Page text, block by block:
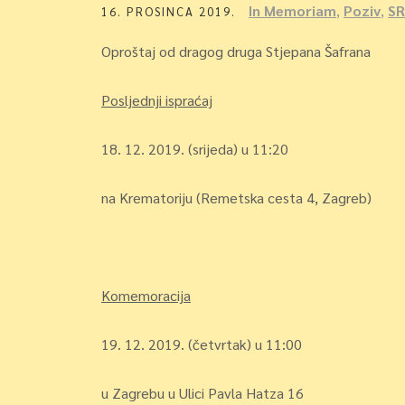
16. PROSINCA 2019. In Memoriam, Poziv,
Oproštaj od dragog druga Stjepana Šafrana
Posljednji ispraćaj
18. 12. 2019. (srijeda) u 11:20
na Krematoriju (Remetska cesta 4, Zagreb)
Komemoracija
19. 12. 2019. (četvrtak) u 11:00
u Zagrebu u Ulici Pavla Hatza 16